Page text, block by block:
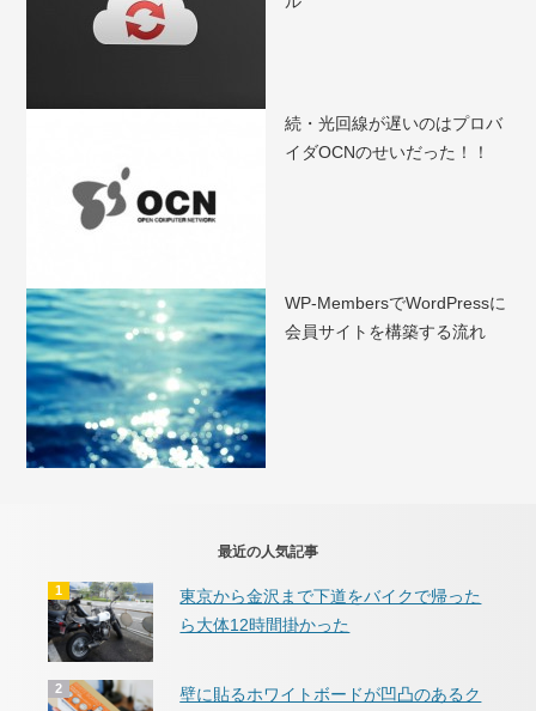
続・光回線が遅いのはプロバ
イダOCNのせいだった！！
WP-MembersでWordPressに
会員サイトを構築する流れ
最近の人気記事
東京から金沢まで下道をバイクで帰った
ら大体12時間掛かった
壁に貼るホワイトボードが凹凸のあるク